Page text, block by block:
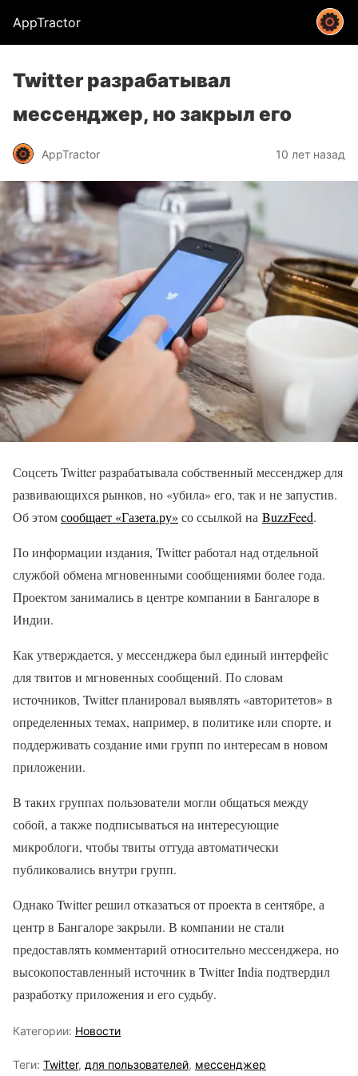
AppTractor
Twitter разрабатывал
мессенджер, но закрыл его
AppTractor 10 лет назад
Соцсеть Twitter разрабатывала собственный мессенджер для
развивающихся рынков, но «убила» его, так и не запустив.
Об этомсообщает «Газета.ру» со ссылкой на BuzzFeed.
По информации издания, Twitter работал над отдельной
службой обмена мгновенными сообщениями более года.
Проектом занимались в центре компании в Бангалоре в
Индии.
Как утверждается, у мессенджера был единый интерфейс
для твитов и мгновенных сообщений. По словам
источников, Twitter планировал выявлять «авторитетов» в
определенных темах, например, в политике или спорте, и
поддерживать создание ими групп по интересам в новом
приложении.
В таких группах пользователи могли общаться между
собой, а также подписываться на интересующие
микроблоги, чтобы твиты оттуда автоматически
публиковались внутри групп.
Однако Twitter решил отказаться от проекта в сентябре, а
центр в Бангалоре закрыли. В компании не стали
предоставлять комментарий относительно мессенджера, но
высокопоставленный источник в Twitter India подтвердил
разработку приложения и его судьбу.
Категории: Новости
Теги: Twitter, для пользователей, мессенджер